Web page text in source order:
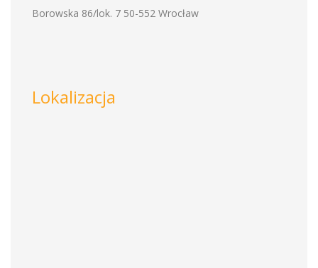
Borowska 86/lok. 7 50-552 Wrocław
Lokalizacja